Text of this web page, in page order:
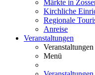
Märkte in
Kirchliche
Regionale
Anreise
Veranstaltungen
Veranstaltungen
Menü